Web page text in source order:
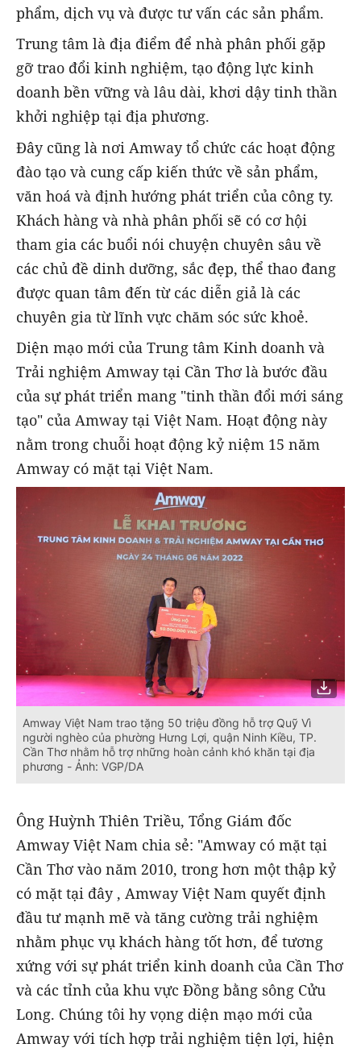
phẩm, dịch vụ và được tư vấn các sản phẩm.
Trung tâm là địa điểm để nhà phân phối gặp
gỡ trao đổi kinh nghiệm, tạo động lực kinh
doanh bền vững và lâu dài, khơi dậy tinh thần
khởi nghiệp tại địa phương.
Đây cũng là nơi Amway tổ chức các hoạt động
đào tạo và cung cấp kiến thức về sản phẩm,
văn hoá và định hướng phát triển của công ty.
Khách hàng và nhà phân phối sẽ có cơ hội
tham gia các buổi nói chuyện chuyên sâu về
các chủ đề dinh dưỡng, sắc đẹp, thể thao đang
được quan tâm đến từ các diễn giả là các
chuyên gia từ lĩnh vực chăm sóc sức khoẻ.
Diện mạo mới của Trung tâm Kinh doanh và
Trải nghiệm Amway tại Cần Thơ là bước đầu
của sự phát triển mang "tinh thần đổi mới sáng
tạo" của Amway tại Việt Nam. Hoạt động này
nằm trong chuỗi hoạt động kỷ niệm 15 năm
Amway có mặt tại Việt Nam.
Amway Việt Nam trao tặng 50 triệu đồng hỗ trợ Quỹ Vì
người nghèo của phường Hưng Lợi, quận Ninh Kiều, TP.
Cần Thơ nhằm hỗ trợ những hoàn cảnh khó khăn tại địa
phương - Ảnh: VGP/DA
Ông Huỳnh Thiên Triều, Tổng Giám đốc
Amway Việt Nam chia sẻ: "Amway có mặt tại
Cần Thơ vào năm 2010, trong hơn một thập kỷ
có mặt tại đây , Amway Việt Nam quyết định
đầu tư mạnh mẽ và tăng cường trải nghiệm
nhằm phục vụ khách hàng tốt hơn, để tương
xứng với sự phát triển kinh doanh của Cần Thơ
và các tỉnh của khu vực Đồng bằng sông Cửu
Long. Chúng tôi hy vọng diện mạo mới của
Amway với tích hợp trải nghiệm tiện lợi, hiện